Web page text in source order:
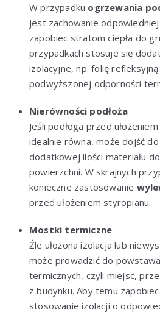
W przypadku ogrzewania
jest zachowanie
zapobiec stratom ciepła do
przypadkach stosuje się
izolacyjne, np. folię
podwyższonej odporności
Nierówności podłoża
Jeśli podłoga przed
idealnie równa, może dojść
dodatkowej ilości materiału
powierzchni. W skrajnych
konieczne zastosowanie
przed ułożeniem styropianu.
Mostki termiczne
Źle ułożona izolacja lub
może prowadzić do
termicznych, czyli miejsc,
z budynku. Aby temu
stosowanie izolacji o